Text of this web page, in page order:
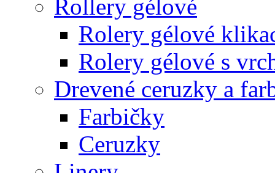
Rollery gélové
Rolery gélové
Rolery gélové s
Drevené ceruzky a
Farbičky
Ceruzky